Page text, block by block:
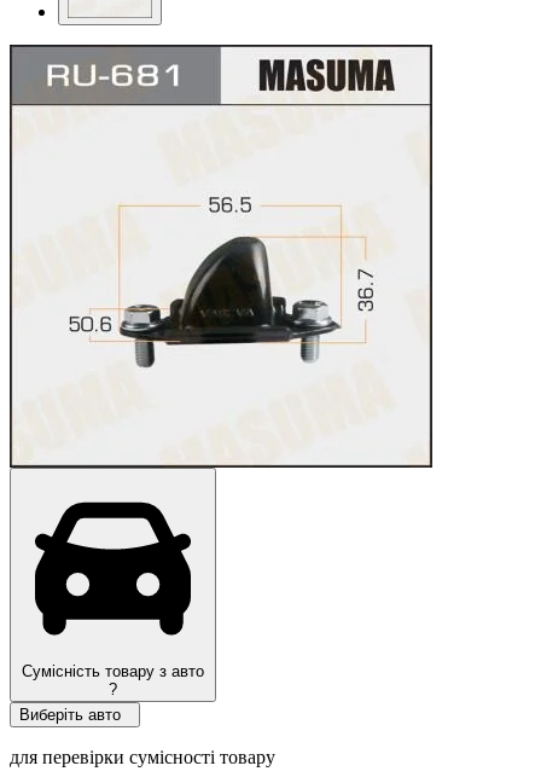
Сумісність товару з авто
?
Виберіть авто
для перевірки сумісності товару